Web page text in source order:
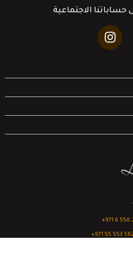
حساباتنا الاجتماعية
‎+971 6 556
‎+971 55 553